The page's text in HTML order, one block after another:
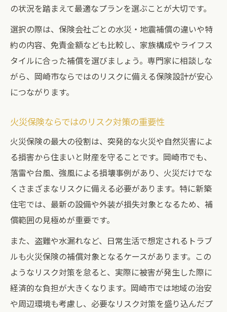
の状況を踏まえて最適なプランを選ぶことが大切です。
選択の際は、保険会社ごとの水災・地震補償の違いや特
約の内容、免責金額なども比較し、家族構成やライフス
タイルに合った補償を選びましょう。専門家に相談しな
がら、岡崎市ならではのリスクに備える保険設計が安心
につながります。
火災保険ならではのリスク対策の重要性
火災保険の最大の役割は、突発的な火災や自然災害によ
る損害から住まいと財産を守ることです。岡崎市でも、
落雷や台風、強風による損壊事例があり、火災だけでな
くさまざまなリスクに備える必要があります。特に新築
住宅では、最新の設備や外装が損失対象となるため、補
償範囲の見極めが重要です。
また、盗難や水漏れなど、日常生活で想定されるトラブ
ルも火災保険の補償対象となるケースがあります。この
ようなリスク対策を怠ると、実際に被害が発生した際に
経済的な負担が大きくなります。岡崎市では地域の治安
や周辺環境も考慮し、必要なリスク対策を盛り込んだプ